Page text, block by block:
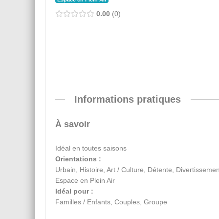
0.00 0
Informations pratiques
À savoir
Idéal en toutes saisons
Orientations :
Urbain, Histoire, Art / Culture, Détente,
Espace en Plein Air
Idéal pour :
Familles / Enfants, Couples, Groupe